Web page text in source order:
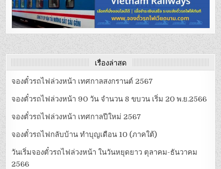
เรื่องล่าสุด
จองตั๋วรถไฟล่วงหน้า เทศกาลสงกรานต์ 2567
จองตั๋วรถไฟล่วงหน้า 90 วัน จำนวน 8 ขบวน เริ่ม 20 พ.ย.2566
จองตั๋วรถไฟล่วงหน้า เทศกาลปีใหม่ 2567
จองตั๋วรถไฟกลับบ้าน ทำบุญเดือน 10 (ภาคใต้)
วันเริ่มจองตั๋วรถไฟล่วงหน้า ในวันหยุดยาว ตุลาคม-ธันวาคม
2566